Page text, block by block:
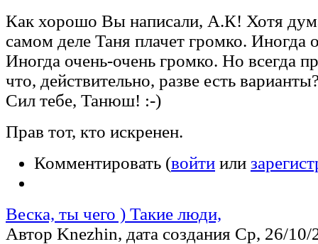
Как хорошо Вы написали, А.К! Хотя
самом деле Таня плачет громко. Иногда
Иногда очень-очень громко. Но всегда
что, действительно, разве есть
Сил тебе, Танюш! :-)
Прав тот, кто искренен.
Комментировать (войти или
Веска, ты чего ) Такие люди,
Автор Knezhin, дата создания Ср, 26/10/